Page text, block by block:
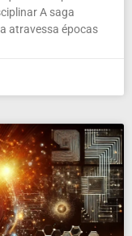
A saga
atravessa épocas